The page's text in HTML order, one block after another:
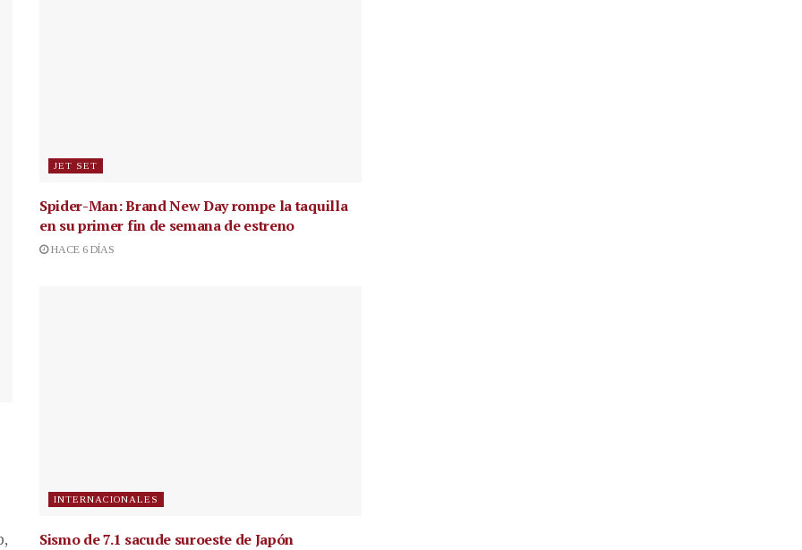
JET SET
Spider-Man: Brand New Day rompe la taquilla
en su primer fin de semana de estreno
HACE 6 DÍAS
INTERNACIONALES
Sismo de 7.1 sacude suroeste de Japón